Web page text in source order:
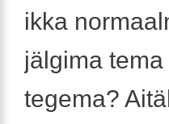
ikka
jälgima
tegema?